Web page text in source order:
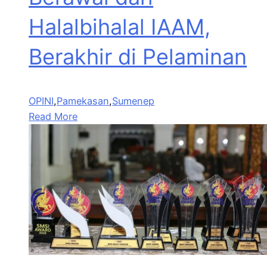
Halalbihalal IAAM,
Berakhir di Pelaminan
OPINI,Pamekasan,Sumenep
Read More